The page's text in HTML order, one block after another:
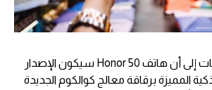
وتشير أحدث التسريبات إلى أن هاتف Honor 50 سيكون الإصدار
المميزة برقاقة معالج كوالكوم الجديدة